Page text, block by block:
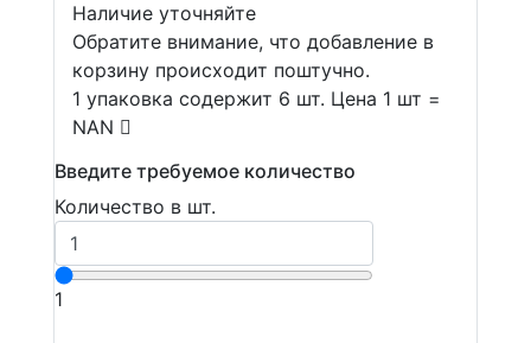
Наличие уточняйте
Обратите внимание, что добавление в
корзину происходит поштучно.
1 упаковка содержит 6 шт. Цена 1 шт =
NAN
Введите требуемое количество
Количество в шт.
1